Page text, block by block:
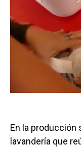
En la producción
lavandería que